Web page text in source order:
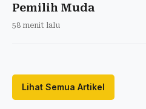
Pemilih Muda
58 menit lalu
Lihat Semua Artikel